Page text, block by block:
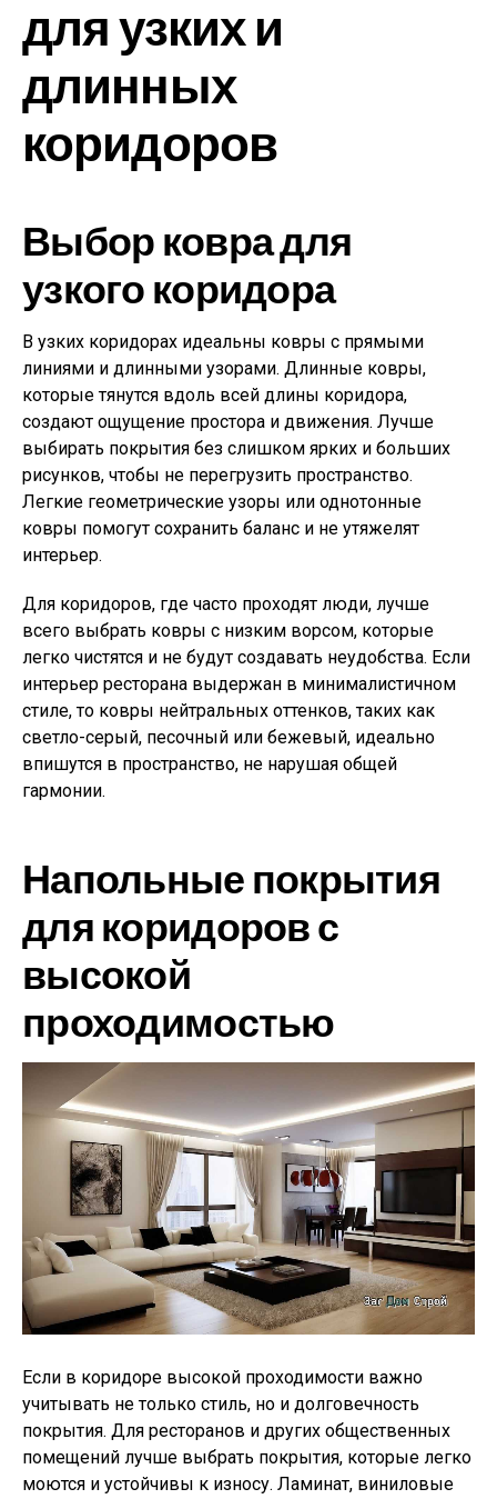
для узких и
длинных
коридоров
Выбор ковра для
узкого коридора
В узких коридорах идеальны ковры с прямыми
линиями и длинными узорами. Длинные ковры,
которые тянутся вдоль всей длины коридора,
создают ощущение простора и движения. Лучше
выбирать покрытия без слишком ярких и больших
рисунков, чтобы не перегрузить пространство.
Легкие геометрические узоры или однотонные
ковры помогут сохранить баланс и не утяжелят
интерьер.
Для коридоров, где часто проходят люди, лучше
всего выбрать ковры с низким ворсом, которые
легко чистятся и не будут создавать неудобства. Если
интерьер ресторана выдержан в минималистичном
стиле, то ковры нейтральных оттенков, таких как
светло-серый, песочный или бежевый, идеально
впишутся в пространство, не нарушая общей
гармонии.
Напольные покрытия
для коридоров с
высокой
проходимостью
Если в коридоре высокой проходимости важно
учитывать не только стиль, но и долговечность
покрытия. Для ресторанов и других общественных
помещений лучше выбрать покрытия, которые легко
моются и устойчивы к износу. Ламинат, виниловые